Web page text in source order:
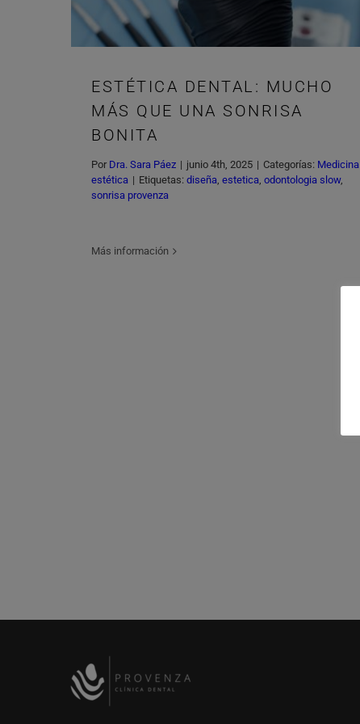
ESTÉTICA DENTAL: MUCHO
MÁS QUE UNA SONRISA
BONITA
Por Dra. Sara Páez | junio 4th, 2025 | Categorías: Medicina
estética | Etiquetas: diseña, estetica, odontologia slow,
sonrisa provenza
Más información